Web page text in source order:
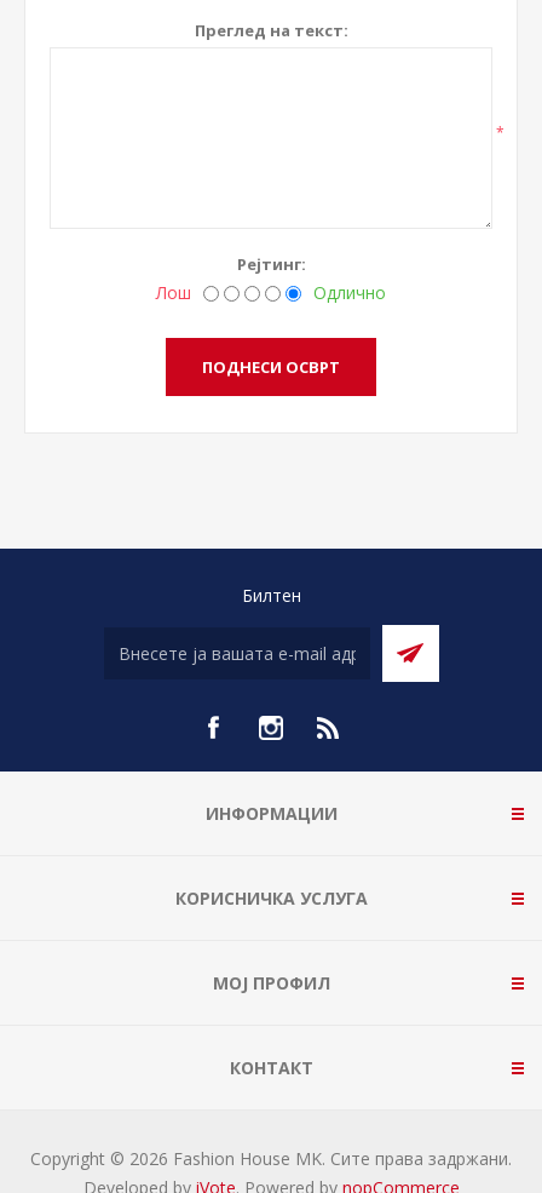
Преглед на текст:
*
Рејтинг:
Лош Одлично
Билтен
ИНФОРМАЦИИ
КОРИСНИЧКА УСЛУГА
МОЈ ПРОФИЛ
КОНТАКТ
Copyright © 2026 Fashion House MK. Сите права задржани.
Developed by iVote. Powered by nopCommerce